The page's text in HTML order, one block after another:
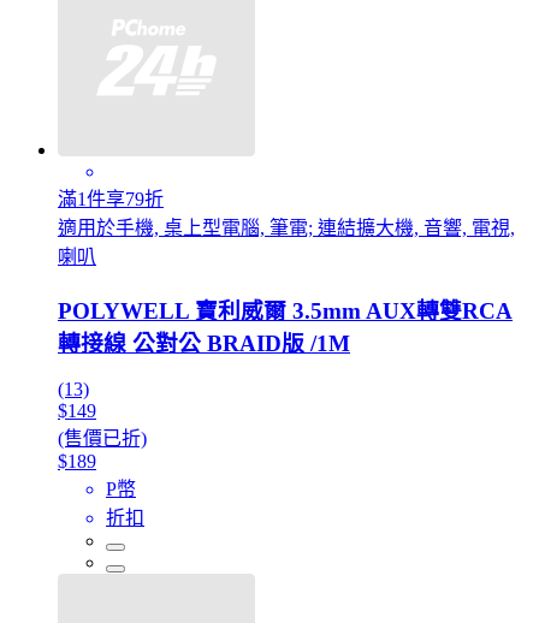
滿1件享79折
適用於手機, 桌上型電腦, 筆電; 連結擴大機, 音響, 電視,
喇叭
POLYWELL 寶利威爾 3.5mm AUX轉雙RCA
轉接線 公對公 BRAID版 /1M
(13)
$149
(售價已折)
$189
P幣
折扣